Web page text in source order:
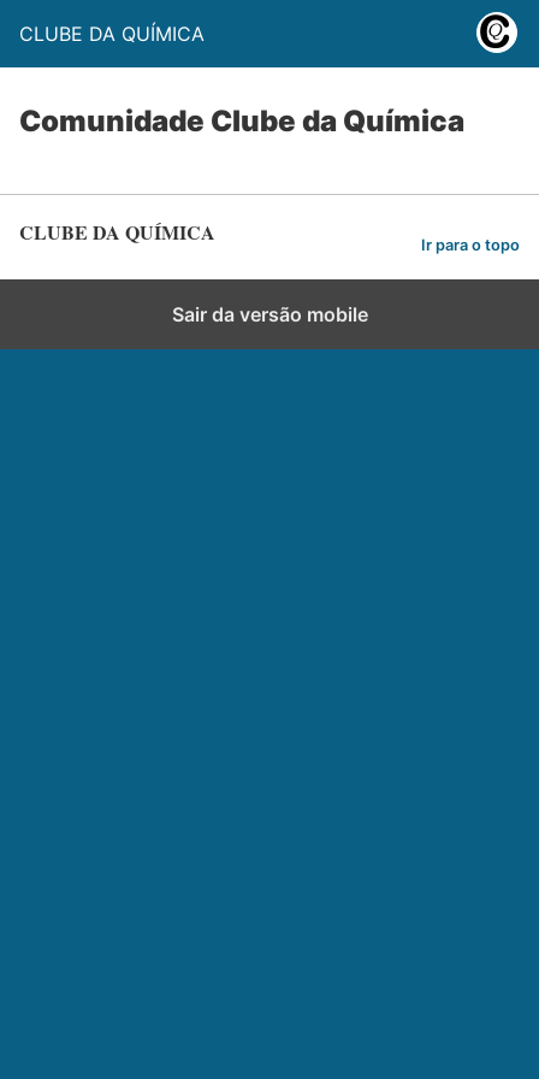
CLUBE DA QUÍMICA
Comunidade Clube da Química
CLUBE DA QUÍMICA Ir para o topo
Sair da versão mobile